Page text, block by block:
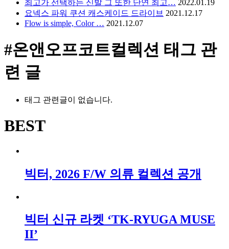
최고가 선택하는 신발 그 또한 단연 최고… 2022.01.19
요넥스 파워 쿠션 캐스케이드 드라이브 2021.12.17
Flow is simple, Color … 2021.12.07
#온앤오프코트컬렉션 태그 관
련 글
태그 관련글이 없습니다.
BEST
빅터, 2026 F/W 의류 컬렉션 공개
빅터 신규 라켓 ‘TK-RYUGA MUSE
II’